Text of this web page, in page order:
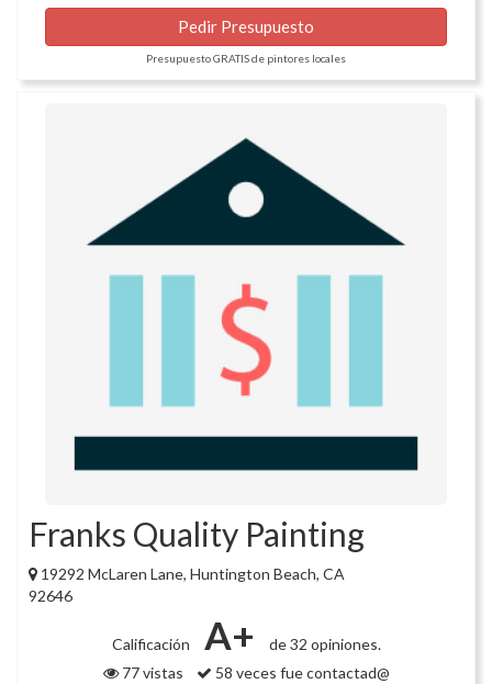
Pedir Presupuesto
Presupuesto GRATIS de pintores locales
Franks Quality Painting
19292 McLaren Lane, Huntington Beach, CA
92646
Calificación A+
de 32 opiniones.
77 vistas
58 veces fue contactad@